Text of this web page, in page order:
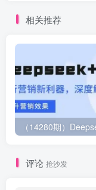
相关推荐
评论 抢沙发